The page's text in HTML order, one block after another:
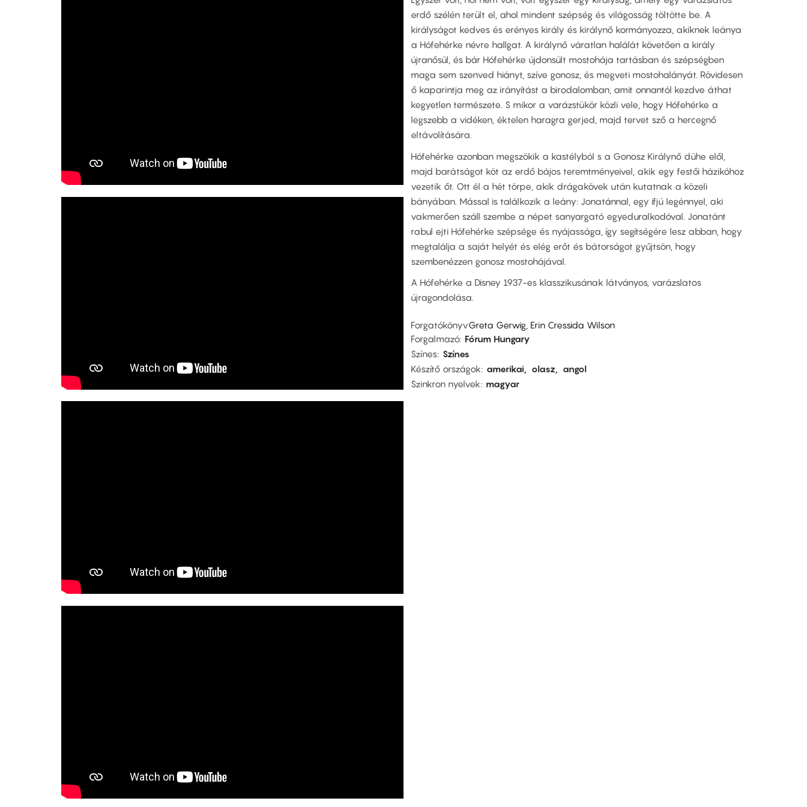
erdő szélén terült el, ahol mindent szépség és világosság töltötte be. A
királyságot kedves és erényes király és királynő kormányozza, akiknek leánya
a Hófehérke névre hallgat. A királynő váratlan halálát követően a király
újranősül, és bár Hófehérke újdonsült mostohája tartásban és szépségben
maga sem szenved hiányt, szíve gonosz, és megveti mostohalányát. Rövidesen
ő kaparintja meg az irányítást a birodalomban, amit onnantól kezdve áthat
kegyetlen természete. S mikor a varázstükör közli vele, hogy Hófehérke a
legszebb a vidéken, éktelen haragra gerjed, majd tervet sző a hercegnő
eltávolítására.
Hófehérke azonban megszökik a kastélyból s a Gonosz Királynő dühe elől,
majd barátságot köt az erdő bájos teremtményeivel, akik egy festői házikóhoz
vezetik őt. Ott él a hét törpe, akik drágakövek után kutatnak a közeli
bányában. Mással is találkozik a leány: Jonatánnal, egy ifjú legénnyel, aki
vakmerően száll szembe a népet sanyargató egyeduralkodóval. Jonatánt
rabul ejti Hófehérke szépsége és nyájassága, így segítségére lesz abban, hogy
megtalálja a saját helyét és elég erőt és bátorságot gyűjtsön, hogy
szembenézzen gonosz mostohájával.
A Hófehérke a Disney 1937-es klasszikusának látványos, varázslatos
újragondolása.
ForgatókönyvGreta Gerwig, Erin Cressida Wilson
Forgalmazó Fórum Hungary
Színes Színes
Készítő országok
amerikai olasz
angol
Szinkron nyelvek
magyar